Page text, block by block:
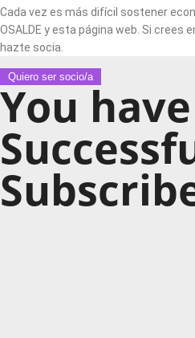
Cada vez es más difícil sostener
OSALDE y esta página web. Si crees
hazte socia.
Quiero ser socio/a
You have